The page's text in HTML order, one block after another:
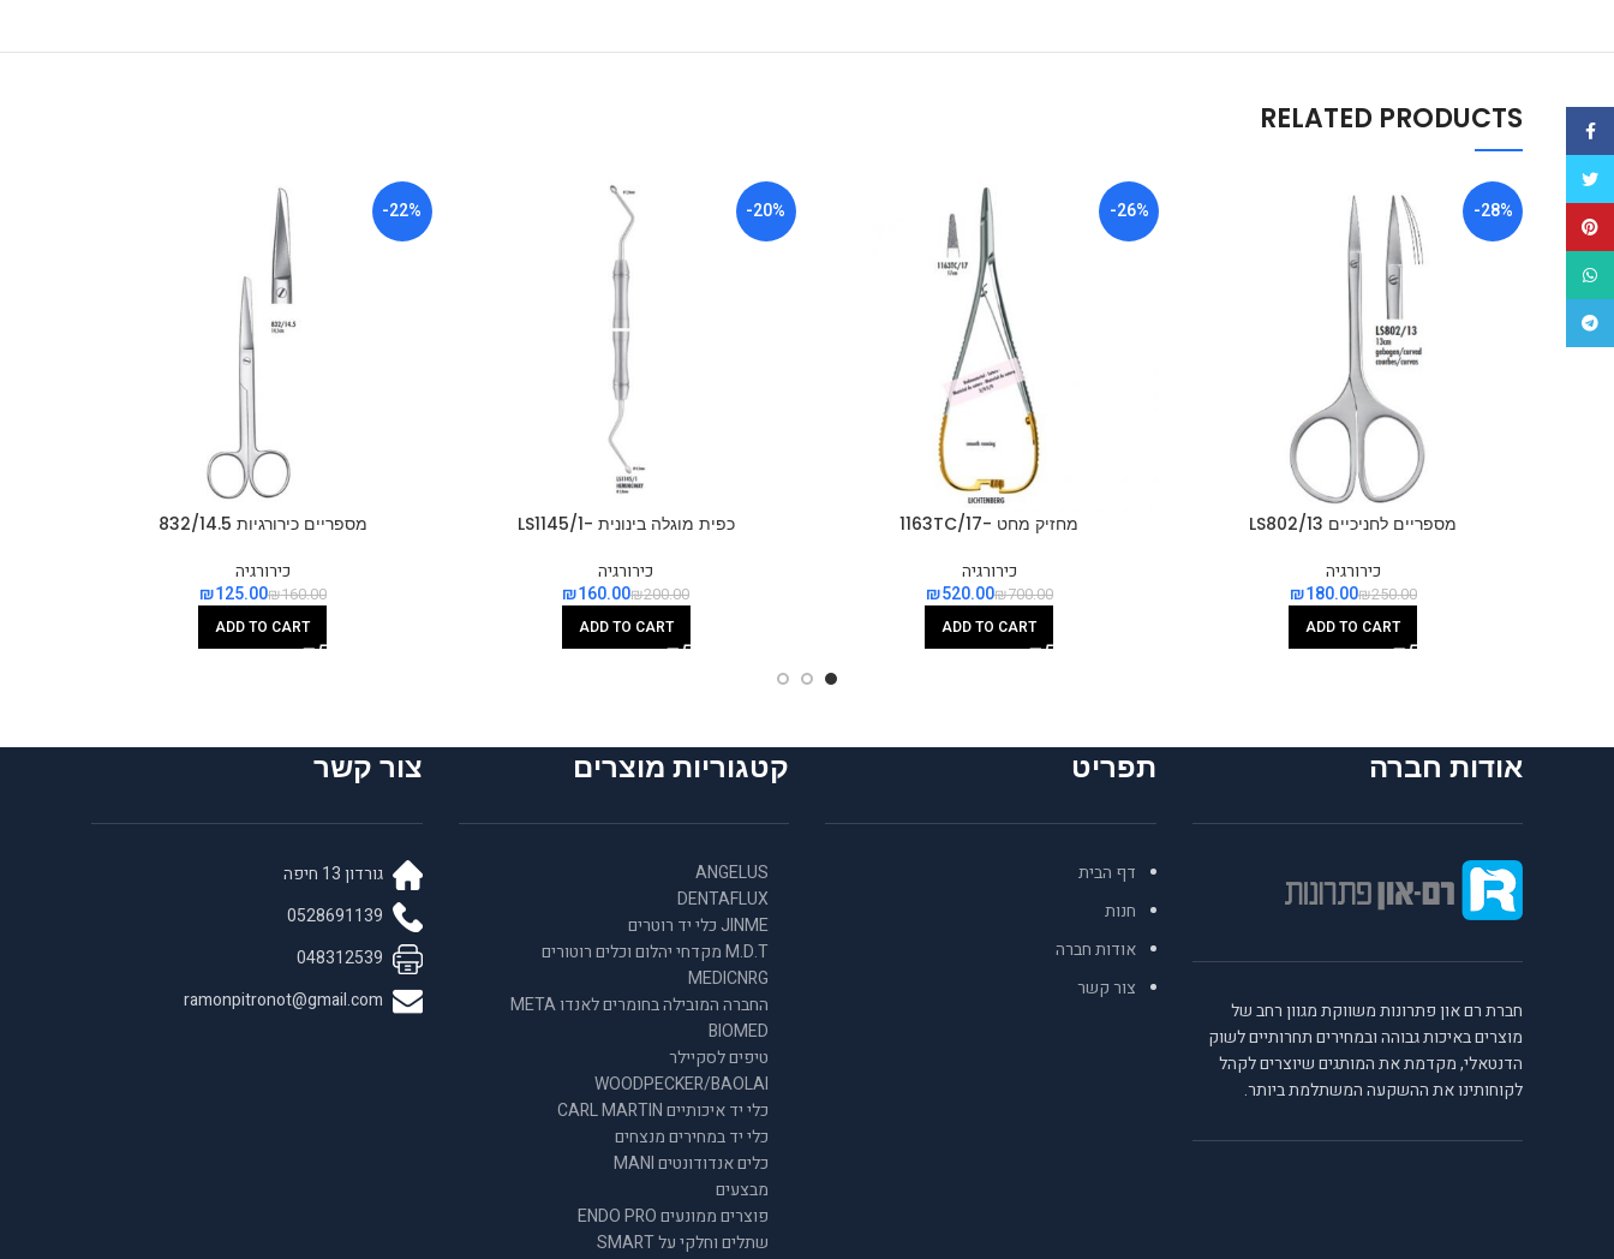
RELATED PRODUCTS
-28%
מספריים לחניכיים LS802/13
כירורגיה
₪250.00
₪180.00
ADD TO CART
-26%
מחזיק מחט -1163TC/17
כירורגיה
₪700.00
₪520.00
ADD TO CART
-20%
כפית מוגלה בינונית -LS1145/1
כירורגיה
₪200.00
₪160.00
ADD TO CART
-22%
מספריים כירורגיות 832/14.5
כירורגיה
₪160.00
₪125.00
ADD TO CART
אודות חברה
חברת רם און פתרונות משווקת מגוון רחב של
מוצרים באיכות גבוהה ובמחירים תחרותיים לשוק
הדנטאלי, מקדמת את המותגים שיוצרים לקהל
לקוחותינו את ההשקעה המשתלמת ביותר.
תפריט
דף הבית
חנות
אודות חברה
צור קשר
קטגוריות מוצרים
ANGELUS
DENTAFLUX
JINME כלי יד רוטרים
M.D.T מקדחי יהלום וכלים רוטורים
MEDICNRG
החברה המובילה בחומרים לאנדו META
BIOMED
טיפים לסקיילר
WOODPECKER/BAOLAI
כלי יד איכותיים CARL MARTIN
כלי יד במחירים מנצחים
כלים אנדודונטים MANI
מבצעים
פוצרים ממונעים ENDO PRO
שתלים וחלקי על SMART
צור קשר
גורדון 13 חיפה
0528691139
048312539
ramonpitronot@gmail.com
Facebook
Pinterest